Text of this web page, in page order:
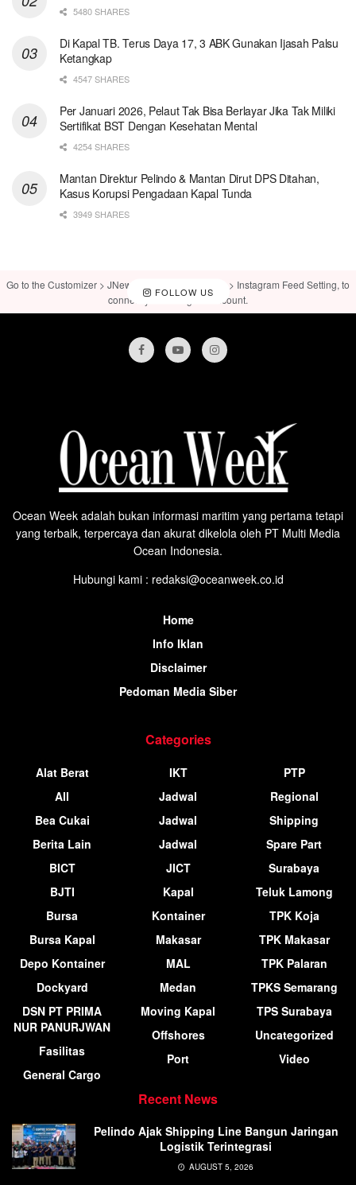
5480 SHARES
Di Kapal TB. Terus Daya 17, 3 ABK Gunakan Ijasah Palsu
Ketangkap
4547 SHARES
Per Januari 2026, Pelaut Tak Bisa Berlayar Jika Tak Miliki
Sertifikat BST Dengan Kesehatan Mental
4254 SHARES
Mantan Direktur Pelindo & Mantan Dirut DPS Ditahan,
Kasus Korupsi Pengadaan Kapal Tunda
3949 SHARES
FOLLOW US
Go to the Customizer > JNews : Social, Like & View > Instagram Feed Setting, to
connect your Instagram account.
Ocean Week adalah bukan informasi maritim yang pertama tetapi
yang terbaik, terpercaya dan akurat dikelola oleh PT Multi Media
Ocean Indonesia.
Hubungi kami : redaksi@oceanweek.co.id
Home
Info Iklan
Disclaimer
Pedoman Media Siber
Categories
Alat Berat
All
Bea Cukai
Berita Lain
BICT
BJTI
Bursa
Bursa Kapal
Depo Kontainer
Dockyard
DSN PT PRIMA
NUR PANURJWAN
Fasilitas
General Cargo
IKT
Jadwal
Jadwal
Jadwal
JICT
Kapal
Kontainer
Makasar
MAL
Medan
Moving Kapal
Offshores
Port
PTP
Regional
Shipping
Spare Part
Surabaya
Teluk Lamong
TPK Koja
TPK Makasar
TPK Palaran
TPKS Semarang
TPS Surabaya
Uncategorized
Video
Recent News
Pelindo Ajak Shipping Line Bangun Jaringan
Logistik Terintegrasi
AUGUST 5, 2026